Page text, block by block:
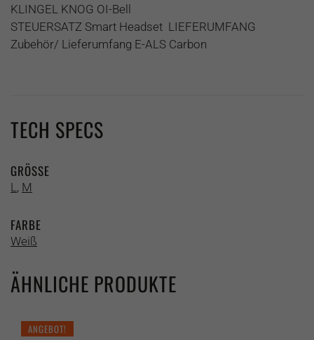
KLINGEL KNOG OI-Bell
STEUERSATZ Smart Headset LIEFERUMFANG
Zubehör/ Lieferumfang E-ALS Carbon
TECH SPECS
GRÖSSE
L, M
FARBE
Weiß
ÄHNLICHE PRODUKTE
ANGEBOT!